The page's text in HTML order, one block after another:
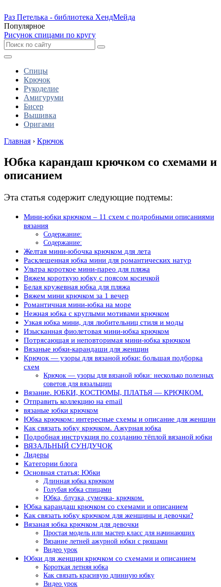
Раз Петелька - библиотека ХендМейда
Популярное
Рисунок спицами по кругу
Спицы
Крючок
Рукоделие
Амигуруми
Бисер
Вышивка
Оригами
Главная › Крючок
Юбка карандаш крючком со схемами и
описанием
Эта статья содержит следующие подтемы:
Мини-юбки крючком – 11 схем с подробными описаниями
вязания
Содержание:
Содержание:
Желтая мини-юбочка крючком для лета
Расклешенная юбка мини для романтических натур
Ультра короткое мини-парео для пляжа
Вяжем короткую юбку с поясом косичкой
Белая кружевная юбка для пляжа
Вяжем мини крючком за 1 вечер
Романтичная мини-юбка на море
Нежная юбка с круглыми мотивами крючком
Узкая юбка мини, для любительниц стиля и моды
Изысканная фиолетовая мини-юбка крючком
Потрясающая и неповторимая мини-юбка крючком
Вязаные юбки-карандаши для женщин
Крючок — узоры для вязаной юбки: большая подборка
схем
Крючок — узоры для вязаной юбки: несколько полезных
советов для вязальщиц
Вязание. ЮБКИ, КОСТЮМЫ, ПЛАТЬЯ — КРЮЧКОМ.
Отправить коллекцию на email
вязаные юбки крючком
Юбка крючком: интересные схемы и описание для женщин
Как связать юбку крючком. Ажурная юбка
Подробная инструкция по созданию тёплой вязаной юбки
ВЯЗАЛЬНЫЙ СУНДУЧОК
Лидеры
Категории блога
Основная статья: Юбки
Длинная юбка крючком
Голубая юбка спицами
Юбка, блузка, сумочка- крючком.
Юбка карандаш крючком со схемами и описанием
Как связать юбку крючком для женщины и девочки?
Вязаная юбка крючком для девочки
Простая модель или мастер класс для начинающих
Вязание летней ажурной юбки с рюшами
Видео урок
Юбки для женщин крючком со схемами и описанием
Короткая летняя юбка
Как связать красивую длинную юбку
Видео урок